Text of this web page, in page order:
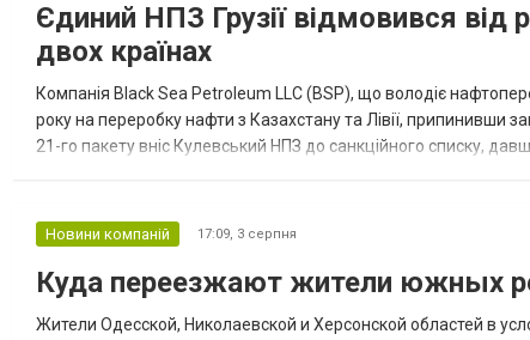
Єдиний НПЗ Грузії відмовився від
двох країнах
Компанія Black Sea Petroleum LLC (BSP), що володіє
року на переробку нафти з Казахстану та Лівії, припинивши
21-го пакету вніс Кулевський НПЗ до санкційного списку,
Новини компаній 17:09, 3 серпня
Куда переезжают жители южных
Жители Одесской, Николаевской и Херсонской областей в